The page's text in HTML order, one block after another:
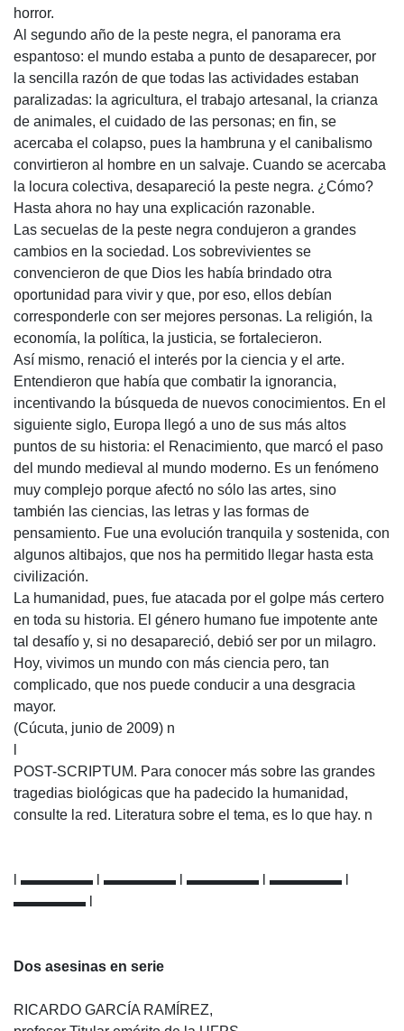
horror.
Al segundo año de la peste negra, el panorama era
espantoso: el mundo estaba a punto de desaparecer, por
la sencilla razón de que todas las actividades estaban
paralizadas: la agricultura, el trabajo artesanal, la crianza
de animales, el cuidado de las personas; en fin, se
acercaba el colapso, pues la hambruna y el canibalismo
convirtieron al hombre en un salvaje. Cuando se acercaba
la locura colectiva, desapareció la peste negra. ¿Cómo?
Hasta ahora no hay una explicación razonable.
Las secuelas de la peste negra condujeron a grandes
cambios en la sociedad. Los sobrevivientes se
convencieron de que Dios les había brindado otra
oportunidad para vivir y que, por eso, ellos debían
corresponderle con ser mejores personas. La religión, la
economía, la política, la justicia, se fortalecieron.
Así mismo, renació el interés por la ciencia y el arte.
Entendieron que había que combatir la ignorancia,
incentivando la búsqueda de nuevos conocimientos. En el
siguiente siglo, Europa llegó a uno de sus más altos
puntos de su historia: el Renacimiento, que marcó el paso
del mundo medieval al mundo moderno. Es un fenómeno
muy complejo porque afectó no sólo las artes, sino
también las ciencias, las letras y las formas de
pensamiento. Fue una evolución tranquila y sostenida, con
algunos altibajos, que nos ha permitido llegar hasta esta
civilización.
La humanidad, pues, fue atacada por el golpe más certero
en toda su historia. El género humano fue impotente ante
tal desafío y, si no desapareció, debió ser por un milagro.
Hoy, vivimos un mundo con más ciencia pero, tan
complicado, que nos puede conducir a una desgracia
mayor.
(Cúcuta, junio de 2009) n
POST-SCRIPTUM. Para conocer más sobre las grandes
tragedias biológicas que ha padecido la humanidad,
consulte la red. Literatura sobre el tema, es lo que hay. n
l ▬▬▬▬▬ l ▬▬▬▬▬ l ▬▬▬▬▬ l ▬▬▬▬▬ l
▬▬▬▬▬ l
Dos asesinas en serie
RICARDO GARCÍA RAMÍREZ,